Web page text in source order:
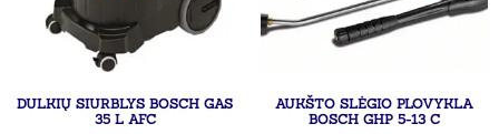
DULKIŲ SIURBLYS BOSCH GAS
35 L AFC
AUKŠTO SLĖGIO PLOVYKLA
BOSCH GHP 5-13 C